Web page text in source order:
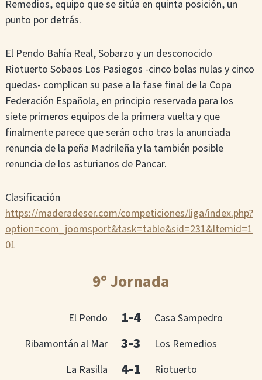
Remedios, equipo que se sitúa en quinta posición, un
punto por detrás.
El Pendo Bahía Real, Sobarzo y un desconocido
Riotuerto Sobaos Los Pasiegos -cinco bolas nulas y cinco
quedas- complican su pase a la fase final de la Copa
Federación Española, en principio reservada para los
siete primeros equipos de la primera vuelta y que
finalmente parece que serán ocho tras la anunciada
renuncia de la peña Madrileña y la también posible
renuncia de los asturianos de Pancar.
Clasificación
https://maderadeser.com/competiciones/liga/index.php?
option=com_joomsport&task=table&sid=231&Itemid=1
01
9º Jornada
El Pendo Casa Sampedro
1-4
Ribamontán al Mar Los Remedios
3-3
La Rasilla Riotuerto
4-1